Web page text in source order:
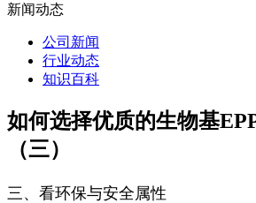
新闻动态
公司新闻
行业动态
知识百科
如何选择优质的生物基
（三）
三、看环保与安全属性